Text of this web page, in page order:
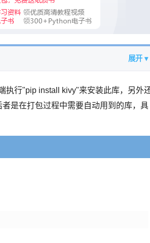
展开 ▾
执行"pip install kivy"来安装此库，另外
是在打包过程中需要自动用到的库，具